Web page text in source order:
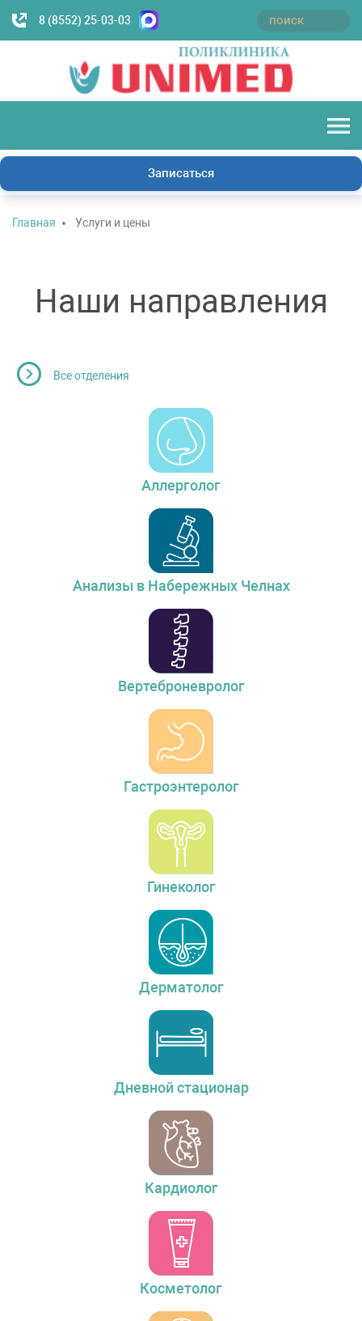
8 (8552) 25-03-03
Записаться
Главная Услуги и цены
Наши направления
Все отделения
Аллерголог
Анализы в Набережных Челнах
Вертеброневролог
Гастроэнтеролог
Гинеколог
Дерматолог
Дневной стационар
Кардиолог
Косметолог